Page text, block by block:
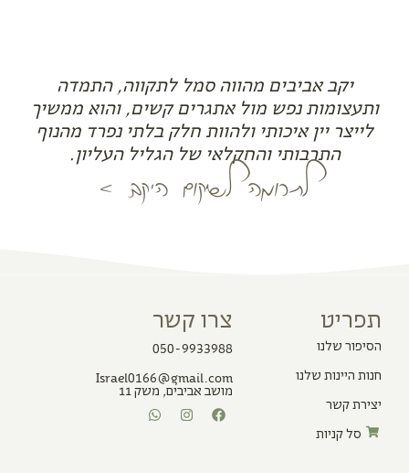
יקב אביבים מהווה סמל לתקווה, התמדה
ותעצומות נפש מול אתגרים קשים, והוא ממשיך
לייצר יין איכותי ולהוות חלק בלתי נפרד מהנוף
התרבותי והחקלאי של הגליל העליון.
לתרומה לשיקום היקב <
תפריט
הסיפור שלנו
חנות היינות שלנו
יצירת קשר
סל קניות
צרו קשר
050-9933988
Israel0166@gmail.com
מושב אביבים, משק 11